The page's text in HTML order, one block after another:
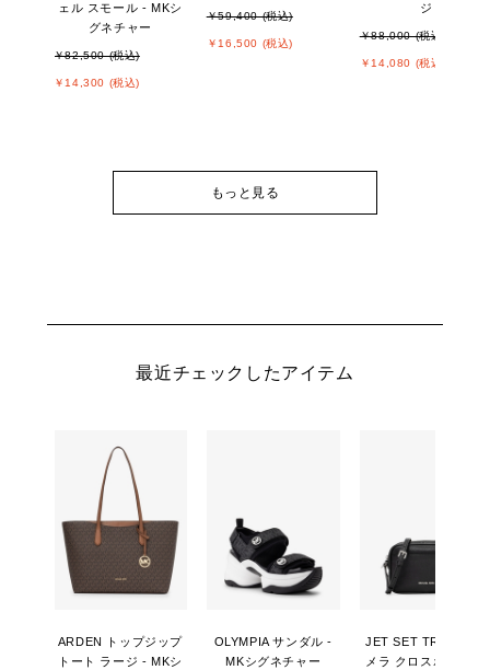
ェル スモール - MKシ
グネチャー
￥82,500 (税込)
￥14,300 (税込)
￥59,400 (税込)
￥16,500 (税込)
ジ
￥88,000 (税込)
￥14,080 (税込)
もっと見る
最近チェックしたアイテム
ARDEN トップジップ
トート ラージ - MKシ
OLYMPIA サンダル -
MKシグネチャー
JET SET TRAVEL カ
メラ クロスボディ ス